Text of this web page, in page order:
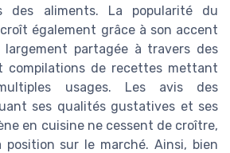
des aliments. La popularité du
également grâce à son accent
partagée à travers des
compilations de recettes mettant
usages. Les avis des
ses qualités gustatives et ses
en cuisine ne cessent de croître,
sur le marché. Ainsi, bien